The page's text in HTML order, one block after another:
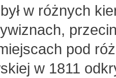
w różnych
pod
w 1811